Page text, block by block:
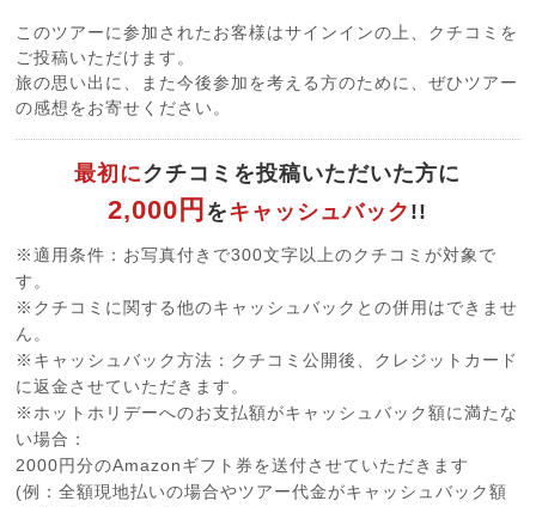
このツアーに参加されたお客様はサインインの上、クチコミを
ご投稿いただけます。
旅の思い出に、また今後参加を考える方のために、ぜひツアー
の感想をお寄せください。
最初にクチコミを投稿いただいた方に
2,000円 をキャッシュバック !!
※適用条件：お写真付きで300文字以上のクチコミが対象で
す。
※クチコミに関する他のキャッシュバックとの併用はできませ
ん。
※キャッシュバック方法：クチコミ公開後、クレジットカード
に返金させていただきます。
※ホットホリデーへのお支払額がキャッシュバック額に満たな
い場合：
2000円分のAmazonギフト券を送付させていただきます
(例：全額現地払いの場合やツアー代金がキャッシュバック額